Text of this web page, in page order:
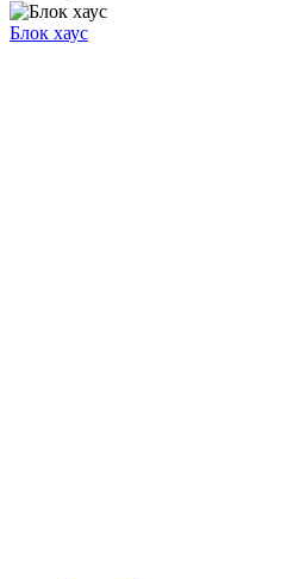
Блок хаус